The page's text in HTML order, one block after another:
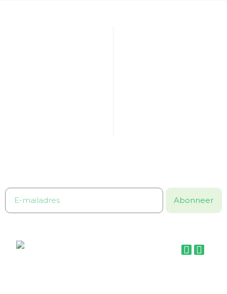
Abonneer